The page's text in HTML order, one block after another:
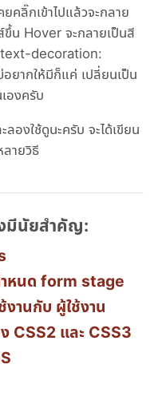
คลิ๊กเข้าไปแล้วจะกลาย
น Hover จะกลายเป็นสี
text-decoration:
ยากให้มีก็แค่ เปลี่ยนเป็น
องครับ
ลองใช้ดูนะครับ จะได้เขียน
ายวิธี
มีนัยสำคัญ:
หนด form stage
านกับ ผู้ใช้งาน
CSS2 และ CSS3